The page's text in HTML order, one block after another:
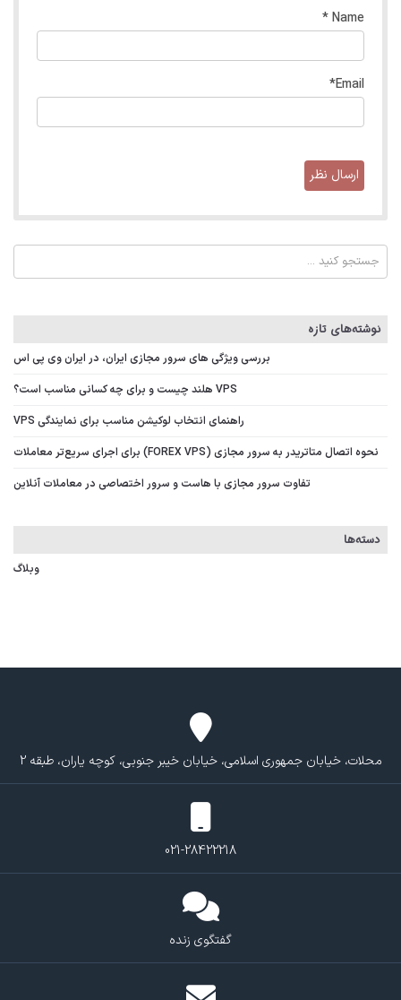
Name
*
Email
*
نوشته‌های تازه
بررسی ویژگی‌ های سرور مجازی ایران، در ایران وی پی اس
VPS هلند چیست و برای چه کسانی مناسب است؟
راهنمای انتخاب لوکیشن مناسب برای نمایندگی VPS
نحوه اتصال متاتریدر به سرور مجازی (FOREX VPS) برای اجرای سریع‌تر معاملات
تفاوت سرور مجازی با هاست و سرور اختصاصی در معاملات آنلاین
دسته‌ها
وبلاگ
محلات، خیابان جمهوری اسلامی، خیابان خیبر جنوبی، کوچه یاران، طبقه 2
021-28422218
گفتگوی زنده